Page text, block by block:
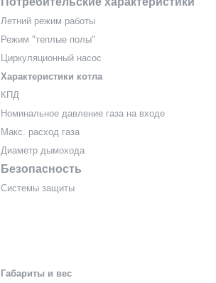
Летний режим работы
Режим "теплые полы"
Циркуляционный насос
Характеристики котла
КПД
Номинальное давление газа на входе
Макс. расход газа
Диаметр дымохода
Безопасность
Системы защиты
Габариты и вес